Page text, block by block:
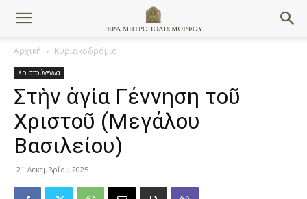
Αρχική Κυριακοδρόμιο
Χριστούγεννα
Στὴν ἁγία Γέννηση τοῦ
Χριστοῦ (Μεγάλου
Βασιλείου)
21 Δεκεμβρίου 2025